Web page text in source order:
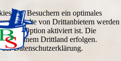
um Besuchern ein optimales
Inhalte von Drittanbietern werden
Option aktiviert ist. Die
in einem Drittland erfolgen.
Datenschutzerklärung.